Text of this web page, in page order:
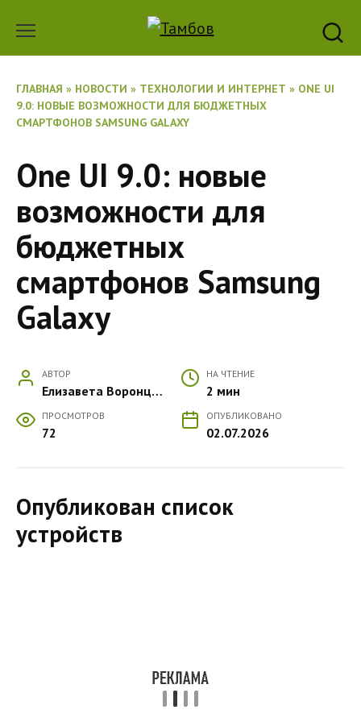
содержанию
ГЛАВНАЯ » НОВОСТИ » ТЕХНОЛОГИИ И ИНТЕРНЕТ » ONE UI
9.0: НОВЫЕ ВОЗМОЖНОСТИ ДЛЯ БЮДЖЕТНЫХ
СМАРТФОНОВ SAMSUNG GALAXY
One UI 9.0: новые
возможности для
бюджетных
смартфонов Samsung
Galaxy
АВТОР
Елизавета Воронцова
НА ЧТЕНИЕ
2 мин
ПРОСМОТРОВ
72
ОПУБЛИКОВАНО
02.07.2026
Опубликован список
устройств